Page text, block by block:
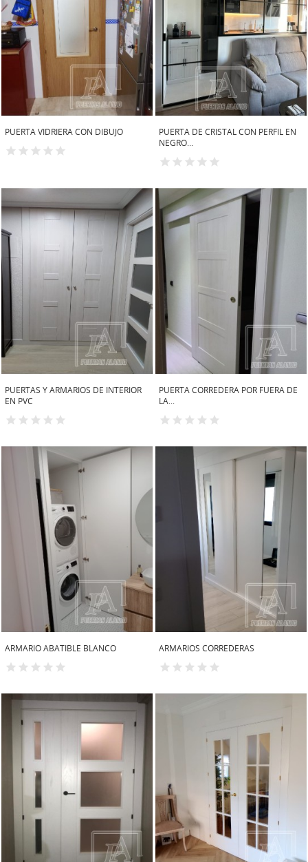
PUERTA VIDRIERA CON DIBUJO
PUERTA DE CRISTAL CON PERFIL EN
NEGRO...
PUERTAS Y ARMARIOS DE INTERIOR
EN PVC
PUERTA CORREDERA POR FUERA DE
LA...
ARMARIO ABATIBLE BLANCO ARMARIOS CORREDERAS